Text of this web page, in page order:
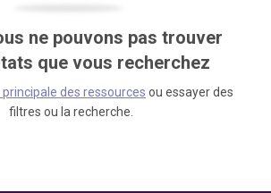
ne pouvons pas trouver
que vous recherchez
principale des ressources ou essayer des
filtres ou la recherche.